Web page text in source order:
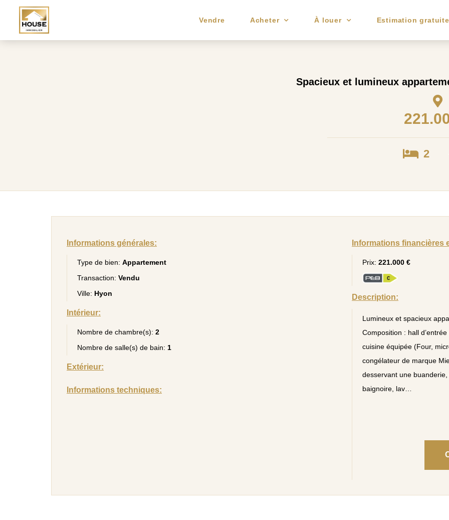
Vendre Acheter À louer Estimation gratuite
Spacieux et lumineux
2
Informations générales:
Type de bien: Appartement
Transaction: Vendu
Ville: Hyon
Intérieur:
Nombre de chambre(s): 2
Nombre de salle(s) de bain: 1
Extérieur:
Informations techniques:
Informations financières
Prix: 221.000 €
Description:
Lumineux et spacieux
Composition : hall
cuisine équipée (Four,
congélateur de marque
desservant une
baignoire, lav…